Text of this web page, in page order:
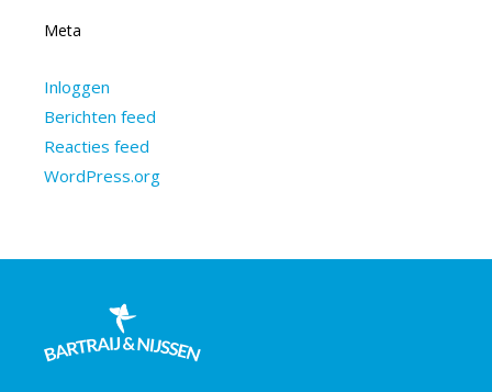
Meta
Inloggen
Berichten feed
Reacties feed
WordPress.org